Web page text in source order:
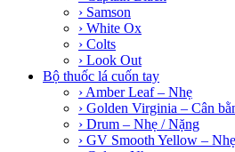
› Samson
› White Ox
› Colts
› Look Out
Bộ thuốc lá cuốn tay
› Amber Leaf – Nhẹ
› Golden Virginia – Cân
› Drum – Nhẹ / Nặng
› GV Smooth Yellow – Nhẹ